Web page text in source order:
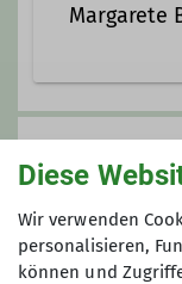
Margarete
Senioren
Diese
Wir verwenden
personalisieren,
können und